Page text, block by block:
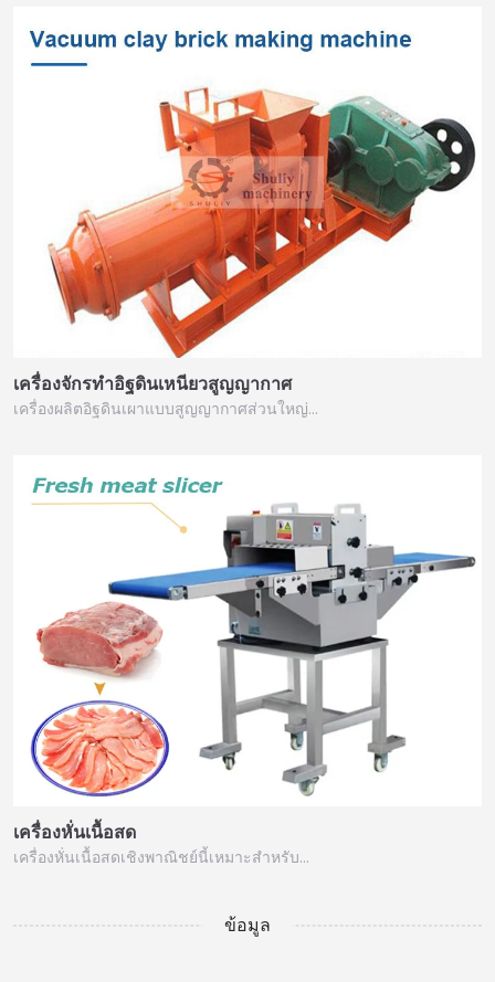
เครื่องจักรทำอิฐดินเหนียวสูญญากาศ
เครื่องผลิตอิฐดินเผาแบบสูญญากาศส่วนใหญ่…
เครื่องหั่นเนื้อสด
เครื่องหั่นเนื้อสดเชิงพาณิชย์นี้เหมาะสำหรับ…
ข้อมูล